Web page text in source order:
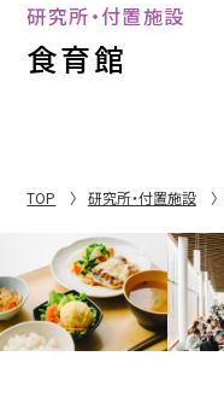
研究所・付置施設
食育館
TOP 研究所・付置施設